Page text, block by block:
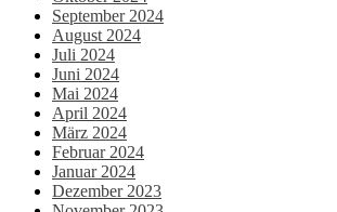
September 2024
August 2024
Juli 2024
Juni 2024
Mai 2024
April 2024
März 2024
Februar 2024
Januar 2024
Dezember 2023